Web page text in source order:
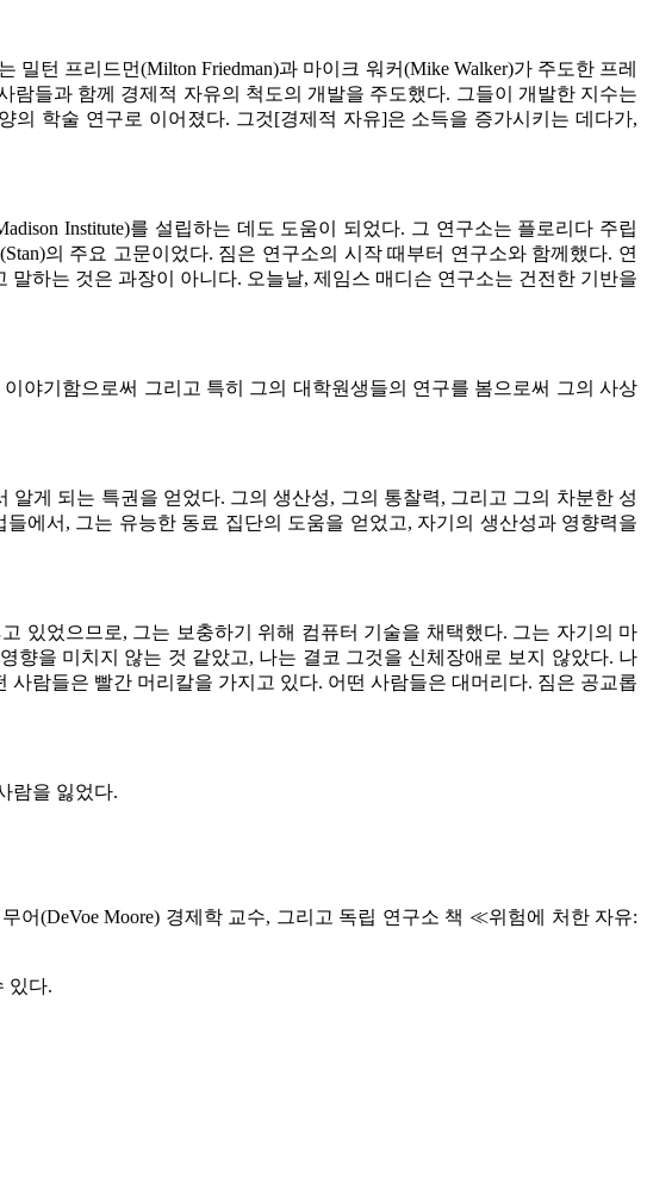
밀턴 프리드먼(Milton Friedman)과 마이크 워커(Mike Walker)가 주도한 프레
람들과 함께 경제적 자유의 척도의 개발을 주도했다. 그들이 개발한 지수는
의 학술 연구로 이어졌다. 그것[경제적 자유]은 소득을 증가시키는 데다가,
Institute)를 설립하는 데도 도움이 되었다. 그 연구소는 플로리다 주립
(Stan)의 주요 고문이었다. 짐은 연구소의 시작 때부터 연구소와 함께했다. 연
말하는 것은 과장이 아니다. 오늘날, 제임스 매디슨 연구소는 건전한 기반을
야기함으로써 그리고 특히 그의 대학원생들의 연구를 봄으로써 그의 사상
알게 되는 특권을 얻었다. 그의 생산성, 그의 통찰력, 그리고 그의 차분한 성
들에서 , 그는 유능한 동료 집단의 도움을 얻었고, 자기의 생산성과 영향력을
있었으므로, 그는 보충하기 위해 컴퓨터 기술을 채택했다. 그는 자기의 마
향을 미치지 않는 것 같았고, 나는 결코 그것을 신체장애로 보지 않았다. 나
사람들은 빨간 머리칼을 가지고 있다. 어떤 사람들은 대머리다. 짐은 공교롭
람을 잃었다.
어(DeVoe Moore) 경제학 교수, 그리고 독립 연구소 책 ≪위험에 처한 자유:
있다.